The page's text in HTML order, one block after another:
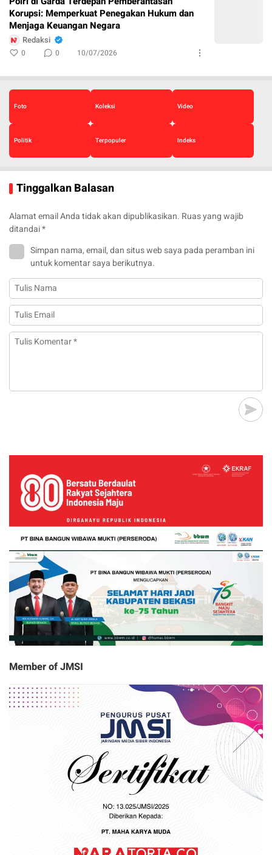
Korupsi: Memperkuat Penegakan Hukum dan
Menjaga Keuangan Negara
Redaksi
0 0 10/07/2026
Foto Koleksi Video
Politik Terpopuler Indeks
Tinggalkan Balasan
Alamat email Anda tidak akan dipublikasikan. Ruas yang wajib
ditandai*
Simpan nama, email, dan situs web saya pada peramban ini
untuk komentar saya berikutnya.
Member of JMSI